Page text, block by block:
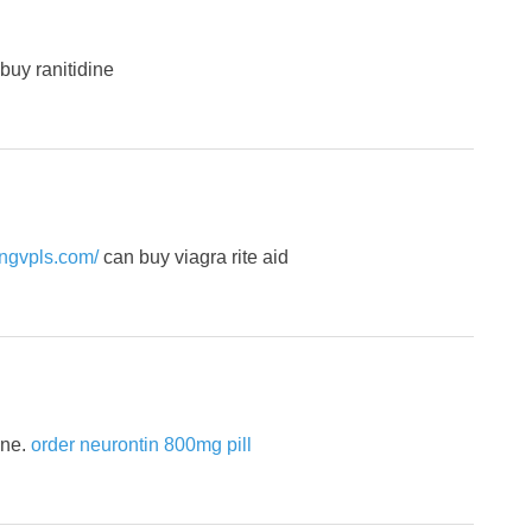
ranitidine
can buy viagra rite aid
order neurontin 800mg pill